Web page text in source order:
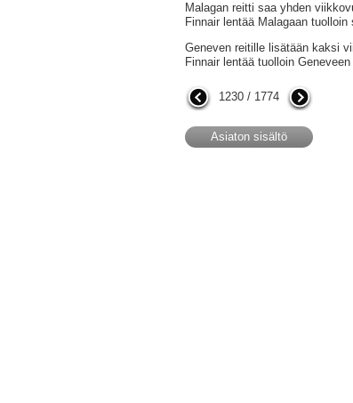
Malagan reitti saa yhden
Finnair lentää Malagaan
Geneven reitille lisätään kaksi
Finnair lentää tuolloin
1230 / 1774
Asiaton sisältö